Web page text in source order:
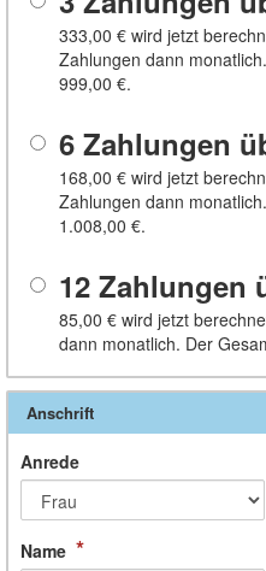
333,00 € wird jetzt
Zahlungen dann
999,00 €.
6 Zahlungen
168,00 € wird jetzt
Zahlungen dann
1.008,00 €.
12 Zahlungen
85,00 € wird jetzt
dann monatlich. Der
Anschrift
Anrede
Name *